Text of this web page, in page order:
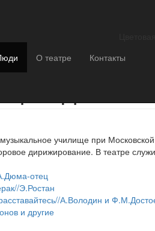
О театре Контакты
училище при
дирижирование. В театре
отец
Э.Ростан
А.Володин и
и другие